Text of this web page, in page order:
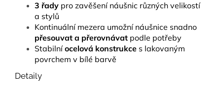
3 řady pro zavěšení náušnic různých velikostí
a stylů
Kontinuální mezera umožní náušnice snadno
přesouvat a přerovnávat podle potřeby
Stabilníocelová konstrukce s lakovaným
povrchem v bílé barvě
Detaily